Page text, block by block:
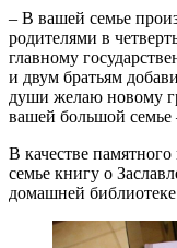
– В вашей семье
родителями в
главному
и двум братьям
души желаю новому
вашей большой семье
В качестве
семье книгу о
домашней